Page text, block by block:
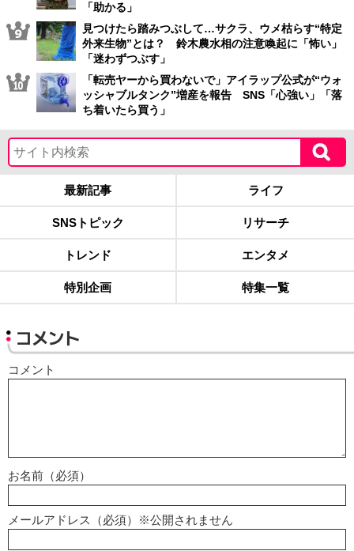
「助かる」
見つけたら踏みつぶして…サクラ、ウメ枯らす“特定
外来生物”とは？ 鈴木農水相の注意喚起に「怖い」
「迷わずつぶす」
「転売ヤーから買わないで」アイラップ公式が“ウォ
ッシャブルタンク”増産を報告 SNS「心強い」「落
ち着いたら買う」
最新記事 ライフ
SNSトピック リサーチ
トレンド エンタメ
特別企画 特集一覧
コメント
コメント
お名前（必須）
メールアドレス（必須）※公開されません